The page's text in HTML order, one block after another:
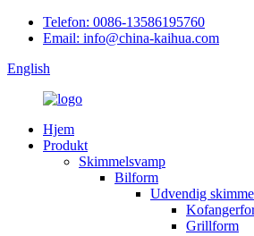
Telefon: 0086-13586195760
Email: info@china-kaihua.com
English
Hjem
Produkt
Skimmelsvamp
Bilform
Udvendig
Grillform